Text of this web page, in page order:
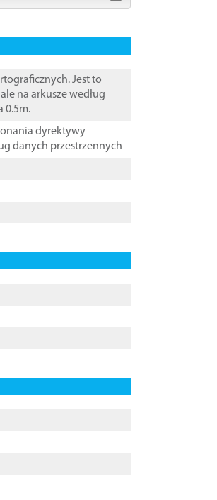
Jest to
na arkusze według
0.5m.
dyrektywy
danych przestrzennych